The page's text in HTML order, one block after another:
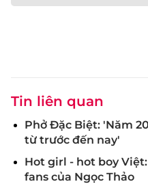
Tin liên quan
Phở Đặc Biệt: 'Năm
từ trước đến nay'
Hot girl - hot boy
fans của Ngọc Thảo